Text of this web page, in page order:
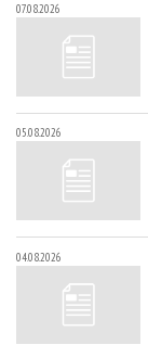
07.08.2026
05.08.2026
04.08.2026